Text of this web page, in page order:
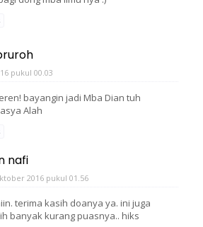
pukul 00.03
bayangin jadi Mba Dian tuh
Alah
nafi
2016 pukul 01.56
terima kasih doanya ya. ini juga
banyak kurang puasnya.. hiks